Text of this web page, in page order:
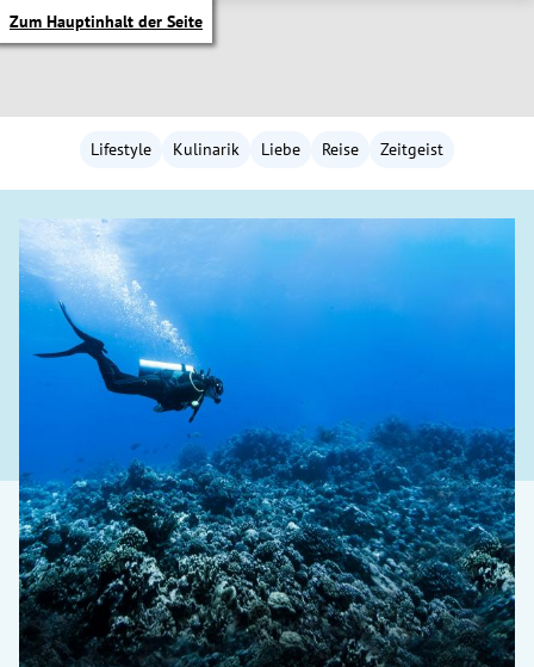
Zum Hauptinhalt der Seite
Untermenü
Untermenü
Untermenü
Lifestyle Kulinarik Liebe Reise Zeitgeist